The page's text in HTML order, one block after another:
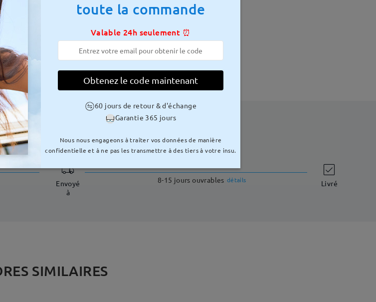
format Taille diagonale des verres : 60 mm
Matériau: Tr
LIVRAISON
Envoyé
à
8-15 jours ouvrables détails Livré
SIMILAIRES
toute la commande
Valable 24h seulement ⏰
Obtenez le code maintenant
60 jours de retour & d'échange
Garantie 365 jours
Nous nous engageons à traiter vos données de manière
confidentielle et à ne pas les transmettre à des tiers à votre insu.